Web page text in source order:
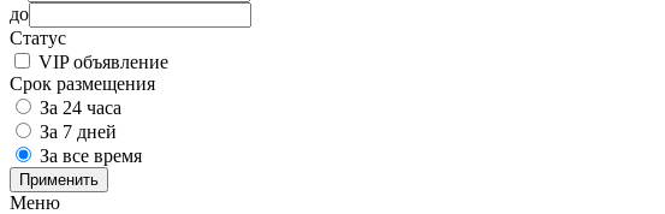
до
Статус
VIP объявление
Срок размещения
За 24 часа
За 7 дней
За все время
Применить
Меню